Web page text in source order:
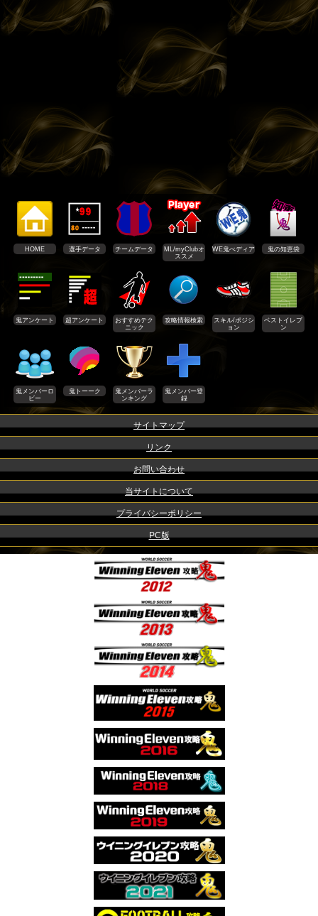
HOME 選手データ チームデータ
ML/myClubオ
ススメ
WE鬼ぺディア 鬼の知恵袋
鬼アンケート 超アンケート
おすすめテク
ニック
攻略情報検索
スキル/ポジシ
ョン
ベストイレブ
ン
鬼メンバーロ
ビー
鬼トーーク
鬼メンバーラ
ンキング
鬼メンバー登
録
サイトマップ
リンク
お問い合わせ
当サイトについて
プライバシーポリシー
PC版